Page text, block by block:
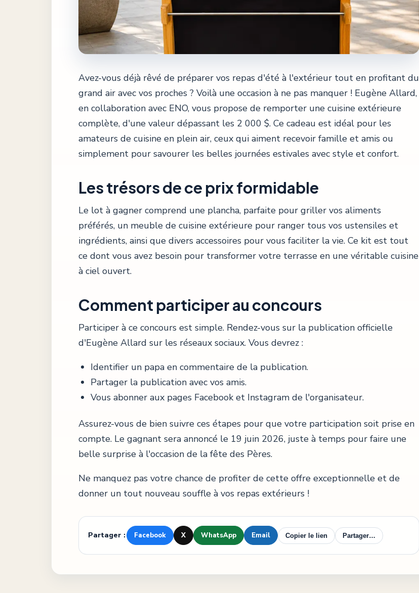
Avez-vous déjà rêvé de préparer vos repas d'été à l'extérieur tout en profitant du
grand air avec vos proches ? Voilà une occasion à ne pas manquer ! Eugène Allard,
en collaboration avec ENO, vous propose de remporter une cuisine extérieure
complète, d'une valeur dépassant les 2 000 $. Ce cadeau est idéal pour les
amateurs de cuisine en plein air, ceux qui aiment recevoir famille et amis ou
simplement pour savourer les belles journées estivales avec style et confort.
Les trésors de ce prix formidable
Le lot à gagner comprend une plancha, parfaite pour griller vos aliments
préférés, un meuble de cuisine extérieure pour ranger tous vos ustensiles et
ingrédients, ainsi que divers accessoires pour vous faciliter la vie. Ce kit est tout
ce dont vous avez besoin pour transformer votre terrasse en une véritable cuisine
à ciel ouvert.
Comment participer au concours
Participer à ce concours est simple. Rendez-vous sur la publication officielle
d'Eugène Allard sur les réseaux sociaux. Vous devrez :
Identifier un papa en commentaire de la publication.
Partager la publication avec vos amis.
Vous abonner aux pages Facebook et Instagram de l'organisateur.
Assurez-vous de bien suivre ces étapes pour que votre participation soit prise en
compte. Le gagnant sera annoncé le 19 juin 2026, juste à temps pour faire une
belle surprise à l'occasion de la fête des Pères.
Ne manquez pas votre chance de profiter de cette offre exceptionnelle et de
donner un tout nouveau souffle à vos repas extérieurs !
Partager : Facebook X WhatsApp Email Copier le lien Partager…